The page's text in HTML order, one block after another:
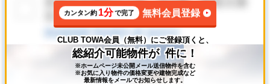
カンタン約 1分で完了 無料会員登録
CLUB TOWA会員（無料）にご登録頂くと、
総紹介可能物件が 件に！
※ホームページ未公開メール送信物件を含む
※お気に入り物件の価格変更や建物完成など
最新情報をメールでお知らせします。